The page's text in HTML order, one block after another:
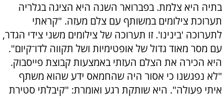
בתיה היא צלמת. בפברואר השנה היא הציגה בגלריה
תערוכת צילומים במשותף עם צלם מעזה. "קראתי
לתערוכה 'בינינו'. זו תערוכה של צילומים משני צידי הגדר,
עם מסר מאוד גדול של אופטימיות ושל תקווה לדו־קיום".
היא הכירה את הצלם העזתי באמצעות קבוצת פייסבוק.
"לא נפגשנו כי אסור היה שהחמאס ידע שהוא משתף
איתי פעולה". היא שותקת רגע ואומרת: "קיבלתי סטירת